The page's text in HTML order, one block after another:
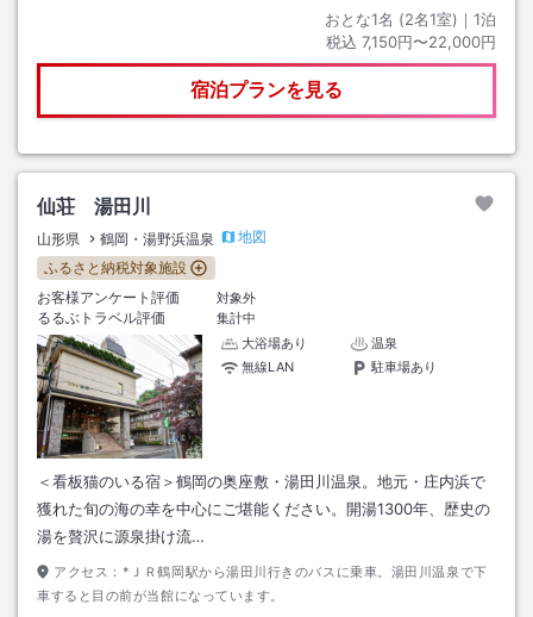
おとな1名 (2名1室)｜ 1泊
税込 7,150円〜22,000円
宿泊プランを見る
仙荘 湯田川
山形県 鶴岡・湯野浜温泉
地図
ふるさと納税対象施設
お客様アンケート評価
対象外
るるぶトラベル評価
集計中
大浴場あり
温泉
無線LAN
駐車場あり
＜看板猫のいる宿＞鶴岡の奥座敷・湯田川温泉。地元・庄内浜で
獲れた旬の海の幸を中心にご堪能ください。開湯1300年、歴史の
湯を贅沢に源泉掛け流…
アクセス： *ＪＲ鶴岡駅から湯田川行きのバスに乗車。湯田川温泉で下
車すると目の前が当館になっています。